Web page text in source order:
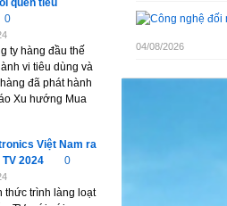
quen tiêu
0
ty hàng đầu thế
vi tiêu dùng và
đã phát hành
Xu hướng Mua
Việt Nam ra
2024
0
thức trình làng loạt
04/08/2026